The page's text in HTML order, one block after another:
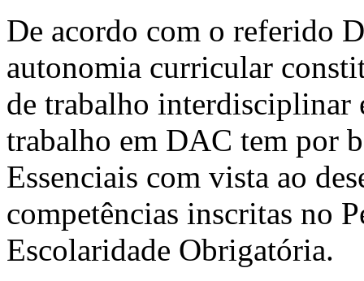
De acordo com o referido
autonomia curricular
de trabalho interdisciplinar
trabalho em DAC tem por
Essenciais com vista ao
competências inscritas no
Escolaridade Obrigatória.